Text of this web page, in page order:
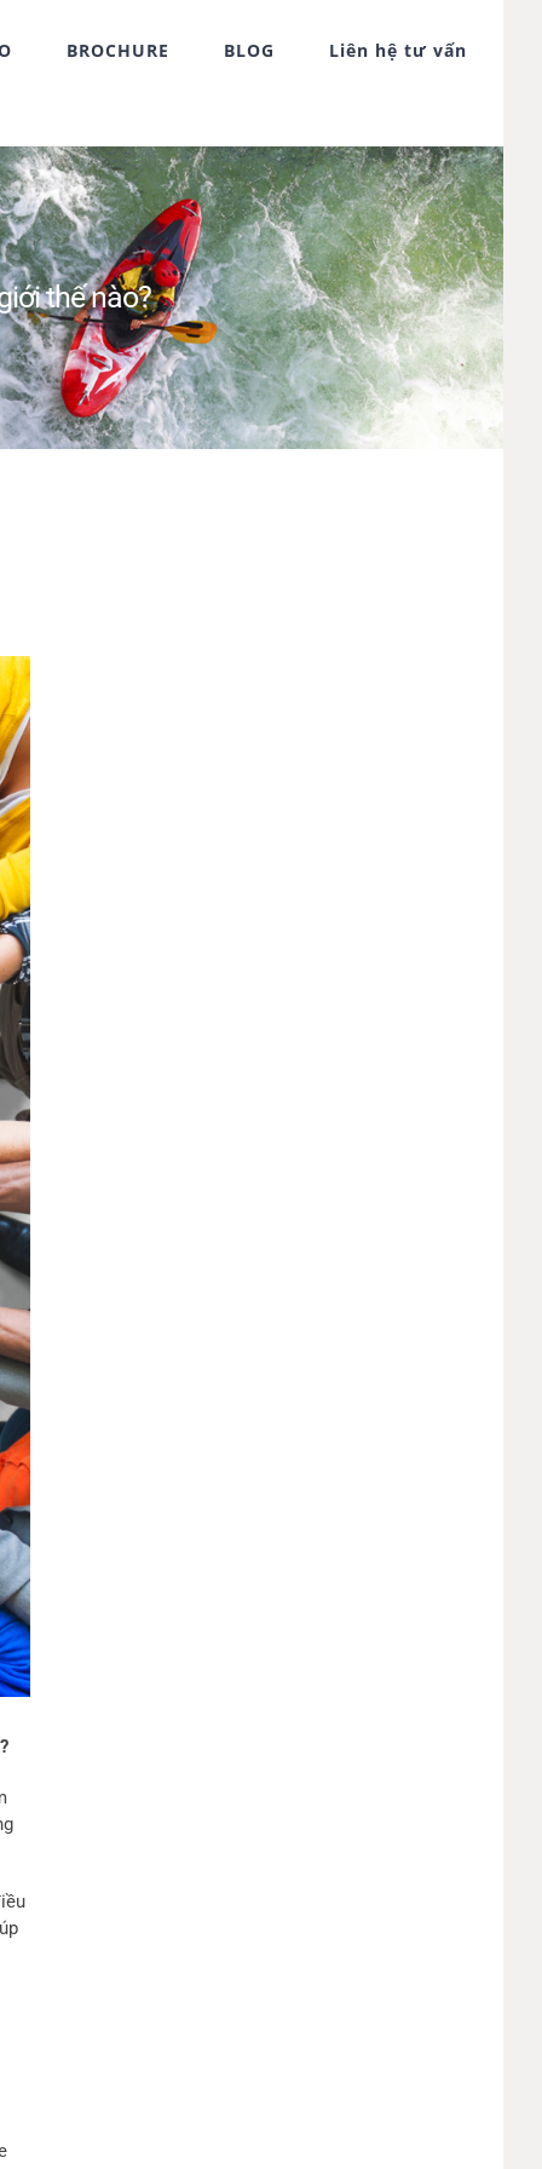
BROCHURE BLOG Liên hệ tư vấn
thế nào?